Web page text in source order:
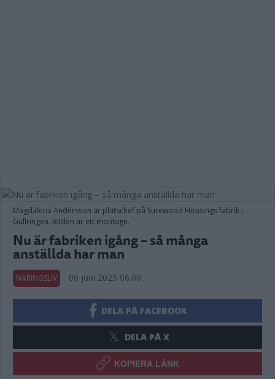
Magdalena Andersson är platschef på Surewood Housings fabrik i
Gullringen. Bilden är ett montage.
Nu är fabriken igång – så många
anställda har man
NÄRINGSLIV 06 juni 2025 06.00
DELA PÅ FACEBOOK
DELA PÅ X
KOPIERA LÄNK